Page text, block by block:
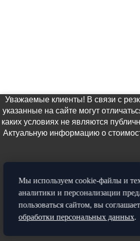
Мы используем cookie-файлы и
аналитики и персонализации
пользоваться сайтом, вы
обработки персональных данных.
Уважаемые клиенты! В связи с
указанные на сайте могут
каких условиях не являются
Актуальную информацию о